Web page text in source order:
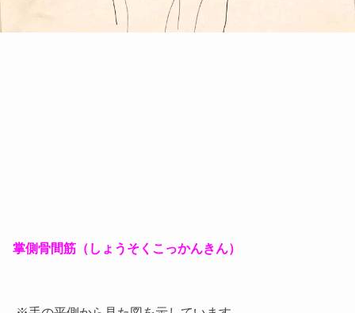
掌側骨間筋（しょうそくこっかんきん）